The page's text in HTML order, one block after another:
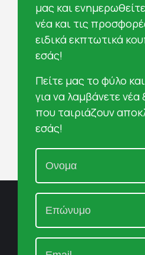
μας και
νέα και τις
ειδικά εκπτωτικά
εσάς!
Πείτε μας το φύλο
για να λαμβάνετε
που ταιριάζουν
εσάς!